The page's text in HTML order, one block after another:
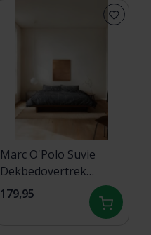
Marc O'Polo Suvie
Dekbedovertrek
240x200/220
179,95